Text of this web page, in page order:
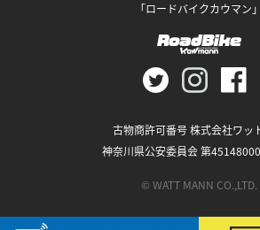
「ロードバイクカウマン」
古物商許可番号 株式会社ワッ
神奈川県公安委員会 第
© WATT MANN CO.,LTD.